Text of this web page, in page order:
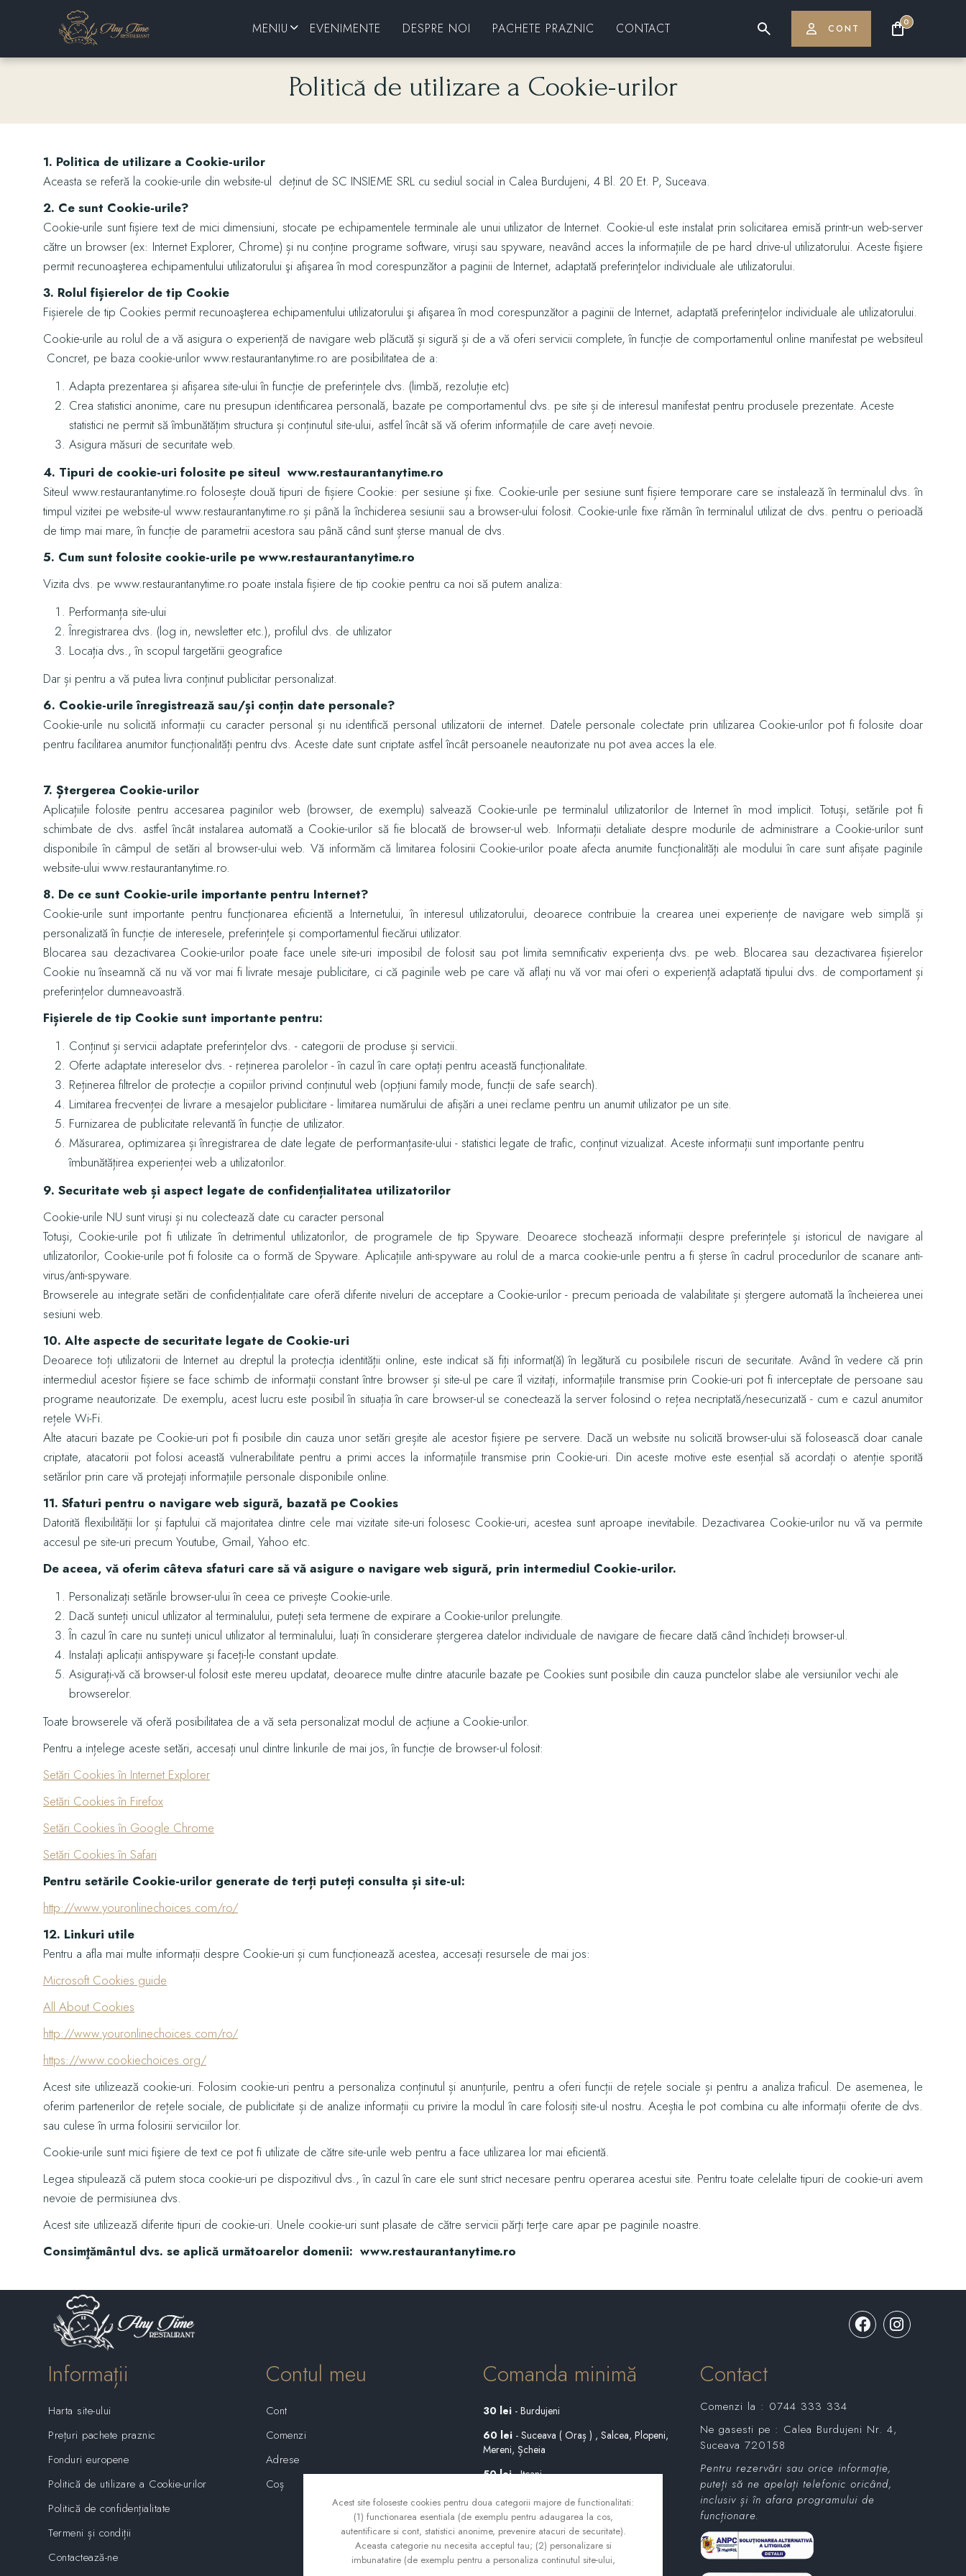
MENIU
PLATOURI TRADIȚIONALE
FAST FOOD
CIORBE
SUPE CREME ȘI CRUTOANE
PREPARATE LA GRĂTAR
SPECIALITĂȚI TRADIȚIONALE
SPECIALITĂȚI GOURMAND
SPECIALITĂȚI DIN PEȘTE
SPECIALITĂȚI DIN CARNE DE VITĂ
CIORBE DE POST
FEL PRINCIPAL POST
PASTE
BĂUTURI RĂCORITOARE
BĂUTURI CALDE
EVENIMENTE DESPRE NOI PACHETE PRAZNIC CONTACT CONT
0
Politică de utilizare a Cookie-urilor
1. Politica de utilizare a Cookie-urilor
Aceasta se referă la cookie-urile din website-ul deținut de SC INSIEME SRL cu sediul social in Calea Burdujeni, 4 Bl. 20 Et. P, Suceava.
2. Ce sunt Cookie-urile?
Cookie-urile sunt fișiere text de mici dimensiuni, stocate pe echipamentele terminale ale unui utilizator de Internet. Cookie-ul este instalat prin solicitarea emisă printr-un web-server
către un browser (ex: Internet Explorer, Chrome) și nu conține programe software, viruși sau spyware, neavând acces la informațiile de pe hard drive-ul utilizatorului. Aceste fişiere
permit recunoaşterea echipamentului utilizatorului şi afişarea în mod corespunzător a paginii de Internet, adaptată preferinţelor individuale ale utilizatorului.
3. Rolul fișierelor de tip Cookie
Fișierele de tip Cookies permit recunoaşterea echipamentului utilizatorului şi afişarea în mod corespunzător a paginii de Internet, adaptată preferinţelor individuale ale utilizatorului.
Cookie-urile au rolul de a vă asigura o experiență de navigare web plăcută și sigură și de a vă oferi servicii complete, în funcție de comportamentul online manifestat pe websiteul
Concret, pe baza cookie-urilor www.restaurantanytime.ro are posibilitatea de a:
Adapta prezentarea și afișarea site-ului în funcție de preferințele dvs. (limbă, rezoluție etc)
Crea statistici anonime, care nu presupun identificarea personală, bazate pe comportamentul dvs. pe site și de interesul manifestat pentru produsele prezentate. Aceste
statistici ne permit să îmbunătățim structura și conținutul site-ului, astfel încât să vă oferim informațiile de care aveți nevoie.
Asigura măsuri de securitate web.
4. Tipuri de cookie-uri folosite pe siteul www.restaurantanytime.ro
Siteul www.restaurantanytime.ro folosește două tipuri de fișiere Cookie: per sesiune și fixe. Cookie-urile per sesiune sunt fișiere temporare care se instalează în terminalul dvs. în
timpul vizitei pe website-ul www.restaurantanytime.ro și până la închiderea sesiunii sau a browser-ului folosit. Cookie-urile fixe rămân în terminalul utilizat de dvs. pentru o perioadă
de timp mai mare, în funcție de parametrii acestora sau până când sunt șterse manual de dvs.
5. Cum sunt folosite cookie-urile pe www.restaurantanytime.ro
Vizita dvs. pe www.restaurantanytime.ro poate instala fișiere de tip cookie pentru ca noi să putem analiza:
Performanța site-ului
Înregistrarea dvs. (log in, newsletter etc.), profilul dvs. de utilizator
Locația dvs., în scopul targetării geografice
Dar și pentru a vă putea livra conținut publicitar personalizat.
6. Cookie-urile înregistrează sau/și conțin date personale?
Cookie-urile nu solicită informații cu caracter personal și nu identifică personal utilizatorii de internet. Datele personale colectate prin utilizarea Cookie-urilor pot fi folosite doar
pentru facilitarea anumitor funcționalități pentru dvs. Aceste date sunt criptate astfel încât persoanele neautorizate nu pot avea acces la ele.
7. Ștergerea Cookie-urilor
Aplicațiile folosite pentru accesarea paginilor web (browser, de exemplu) salvează Cookie-urile pe terminalul utilizatorilor de Internet în mod implicit. Totuși, setările pot fi
schimbate de dvs. astfel încât instalarea automată a Cookie-urilor să fie blocată de browser-ul web. Informații detaliate despre modurile de administrare a Cookie-urilor sunt
disponibile în câmpul de setări al browser-ului web. Vă informăm că limitarea folosirii Cookie-urilor poate afecta anumite funcționalități ale modului în care sunt afișate paginile
website-ului www.restaurantanytime.ro.
8. De ce sunt Cookie-urile importante pentru Internet?
Cookie-urile sunt importante pentru funcționarea eficientă a Internetului, în interesul utilizatorului, deoarece contribuie la crearea unei experiențe de navigare web simplă și
personalizată în funcție de interesele, preferințele și comportamentul fiecărui utilizator.
Blocarea sau dezactivarea Cookie-urilor poate face unele site-uri imposibil de folosit sau pot limita semnificativ experiența dvs. pe web. Blocarea sau dezactivarea fișierelor
Cookie nu înseamnă că nu vă vor mai fi livrate mesaje publicitare, ci că paginile web pe care vă aflați nu vă vor mai oferi o experiență adaptată tipului dvs. de comportament și
preferințelor dumneavoastră.
Fișierele de tip Cookie sunt importante pentru:
Conținut și servicii adaptate preferințelor dvs. - categorii de produse și servicii.
Oferte adaptate intereselor dvs. - reținerea parolelor - în cazul în care optați pentru această funcționalitate.
Reținerea filtrelor de protecție a copiilor privind conținutul web (opțiuni family mode, funcții de safe search).
Limitarea frecvenței de livrare a mesajelor publicitare - limitarea numărului de afișări a unei reclame pentru un anumit utilizator pe un site.
Furnizarea de publicitate relevantă în funcție de utilizator.
Măsurarea, optimizarea și înregistrarea de date legate de performanțasite-ului - statistici legate de trafic, conținut vizualizat. Aceste informații sunt importante pentru
îmbunătățirea experienței web a utilizatorilor.
9. Securitate web și aspect legate de confidențialitatea utilizatorilor
Cookie-urile NU sunt viruși și nu colectează date cu caracter personal
Totuși, Cookie-urile pot fi utilizate în detrimentul utilizatorilor, de programele de tip Spyware. Deoarece stochează informații despre preferințele și istoricul de navigare al
utilizatorilor, Cookie-urile pot fi folosite ca o formă de Spyware. Aplicațiile anti-spyware au rolul de a marca cookie-urile pentru a fi șterse în cadrul procedurilor de scanare anti-
virus/anti-spyware.
Browserele au integrate setări de confidențialitate care oferă diferite niveluri de acceptare a Cookie-urilor - precum perioada de valabilitate și ștergere automată la încheierea unei
sesiuni web.
10. Alte aspecte de securitate legate de Cookie-uri
Deoarece toți utilizatorii de Internet au dreptul la protecția identității online, este indicat să fiți informat(ă) în legătură cu posibilele riscuri de securitate. Având în vedere că prin
intermediul acestor fișiere se face schimb de informații constant între browser și site-ul pe care îl vizitați, informațiile transmise prin Cookie-uri pot fi interceptate de persoane sau
programe neautorizate. De exemplu, acest lucru este posibil în situația în care browser-ul se conectează la server folosind o rețea necriptată/nesecurizată - cum e cazul anumitor
rețele Wi-Fi.
Alte atacuri bazate pe Cookie-uri pot fi posibile din cauza unor setări greșite ale acestor fișiere pe servere. Dacă un website nu solicită browser-ului să folosească doar canale
criptate, atacatorii pot folosi această vulnerabilitate pentru a primi acces la informațiile transmise prin Cookie-uri. Din aceste motive este esențial să acordați o atenție sporită
setărilor prin care vă protejați informațiile personale disponibile online.
11. Sfaturi pentru o navigare web sigură, bazată pe Cookies
Datorită flexibilității lor și faptului că majoritatea dintre cele mai vizitate site-uri folosesc Cookie-uri, acestea sunt aproape inevitabile. Dezactivarea Cookie-urilor nu vă va permite
accesul pe site-uri precum Youtube, Gmail, Yahoo etc.
De aceea, vă oferim câteva sfaturi care să vă asigure o navigare web sigură, prin intermediul Cookie-urilor.
Personalizați setările browser-ului în ceea ce privește Cookie-urile.
Dacă sunteți unicul utilizator al terminalului, puteți seta termene de expirare a Cookie-urilor prelungite.
În cazul în care nu sunteți unicul utilizator al terminalului, luați în considerare ștergerea datelor individuale de navigare de fiecare dată când închideți browser-ul.
Instalați aplicații antispyware și faceți-le constant update.
Asigurați-vă că browser-ul folosit este mereu updatat, deoarece multe dintre atacurile bazate pe Cookies sunt posibile din cauza punctelor slabe ale versiunilor vechi ale
browserelor.
Toate browserele vă oferă posibilitatea de a vă seta personalizat modul de acțiune a Cookie-urilor.
Pentru a ințelege aceste setări, accesați unul dintre linkurile de mai jos, în funcție de browser-ul folosit:
Setări Cookies în Internet Explorer
Setări Cookies în Firefox
Setări Cookies în Google Chrome
Setări Cookies în Safari
Pentru setările Cookie-urilor generate de terți puteți consulta și site-ul:
http://www.youronlinechoices.com/ro/
12. Linkuri utile
Pentru a afla mai multe informații despre Cookie-uri și cum funcționează acestea, accesați resursele de mai jos:
Microsoft Cookies guide
All About Cookies
http://www.youronlinechoices.com/ro/
https://www.cookiechoices.org/
Acest site utilizează cookie-uri. Folosim cookie-uri pentru a personaliza conținutul și anunțurile, pentru a oferi funcții de rețele sociale și pentru a analiza traficul. De asemenea, le
oferim partenerilor de rețele sociale, de publicitate și de analize informații cu privire la modul în care folosiți site-ul nostru. Aceștia le pot combina cu alte informații oferite de dvs.
sau culese în urma folosirii serviciilor lor.
Cookie-urile sunt mici fişiere de text ce pot fi utilizate de către site-urile web pentru a face utilizarea lor mai eficientă.
Legea stipulează că putem stoca cookie-uri pe dispozitivul dvs., în cazul în care ele sunt strict necesare pentru operarea acestui site. Pentru toate celelalte tipuri de cookie-uri avem
nevoie de permisiunea dvs.
Acest site utilizează diferite tipuri de cookie-uri. Unele cookie-uri sunt plasate de către servicii părţi terţe care apar pe paginile noastre.
Consimţământul dvs. se aplică următoarelor domenii: www.restaurantanytime.ro
Informații
Harta site-ului
Prețuri pachete praznic
Fonduri europene
Politică de utilizare a Cookie-urilor
Politică de confidențialitate
Termeni și condiții
Contactează-ne
Contul meu
Cont
Comenzi
Adrese
Coș
Comanda minimă
30 lei- Burdujeni
60 lei- Suceava ( Oraș ) , Salcea, Plopeni,
Mereni, Șcheia
50 lei- Ițcani
80 lei- Adâncata, Mitoc, Sf. Ilie, Ipotești
120 lei- Moara, Pătrăuți
200 lei- Împrejurimi
Contact
Comenzi la : 0744 333 334
Ne gasesti pe : Calea Burdujeni Nr. 4,
Suceava 720158
Pentru rezervări sau orice informație,
puteți să ne apelați telefonic oricând,
inclusiv și în afara programului de
funcționare.
Acest site foloseste cookies pentru doua categorii majore de functionalitati:
(1) functionarea esentiala (de exemplu pentru adaugarea la cos,
autentificare si cont, statistici anonime, prevenire atacuri de securitate).
Aceasta categorie nu necesita acceptul tau; (2) personalizare si
imbunatatire (de exemplu pentru a personaliza continutul site-ului,